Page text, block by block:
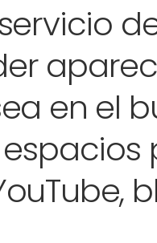
en el